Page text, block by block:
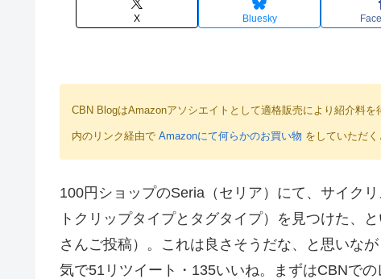
X Bluesky
CBN BlogはAmazonアソシエイトとして適格販売により紹介料
内のリンク経由で Amazonにて何らかのお買い物 をしていただ
100円ショップのSeria（セリア）にて、サイク
トクリップタイプとタグタイプ）を見つけた、
さんご投稿）。これは良さそうだな、と思いな
気で51リツイート・135いいね。まずはCBNでの